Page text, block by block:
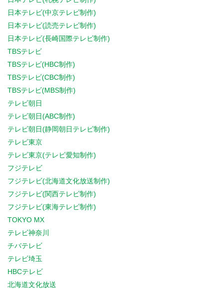
日本テレビ(中京テレビ制作)
日本テレビ(読売テレビ制作)
日本テレビ(長崎国際テレビ制作)
TBSテレビ
TBSテレビ(HBC制作)
TBSテレビ(CBC制作)
TBSテレビ(MBS制作)
テレビ朝日
テレビ朝日(ABC制作)
テレビ朝日(静岡朝日テレビ制作)
テレビ東京
テレビ東京(テレビ愛知制作)
フジテレビ
フジテレビ(北海道文化放送制作)
フジテレビ(関西テレビ制作)
フジテレビ(東海テレビ制作)
TOKYO MX
テレビ神奈川
チバテレビ
テレビ埼玉
HBCテレビ
北海道文化放送